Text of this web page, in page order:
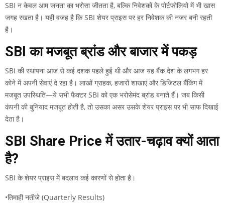
SBI न केवल आम जनता का भरोसा जीतता है, बल्कि निवेशकों के पोर्टफोलियो में भी खास
जगह रखता है। यही वजह है कि SBI शेयर प्राइस पर हर निवेशक की नजर बनी रहती
है।
SBI का मजबूत ब्रांड और बाजार में पकड़
SBI की स्थापना आज से कई दशक पहले हुई थी और आज यह बैंक देश के लगभग हर
कोने में अपनी सेवाएं दे रहा है। लाखों ग्राहक, हजारों शाखाएं और डिजिटल बैंकिंग में
मजबूत उपस्थिति—ये सभी फैक्टर SBI को एक भरोसेमंद ब्रांड बनाते हैं। जब किसी
कंपनी की बुनियाद मजबूत होती है, तो उसका असर उसके शेयर प्राइस पर भी साफ दिखाई
देता है।
SBI Share Price में उतार-चढ़ाव क्यों आता
है?
SBI के शेयर प्राइस में बदलाव कई कारणों से होता है।
•तिमाही नतीजे (Quarterly Results)